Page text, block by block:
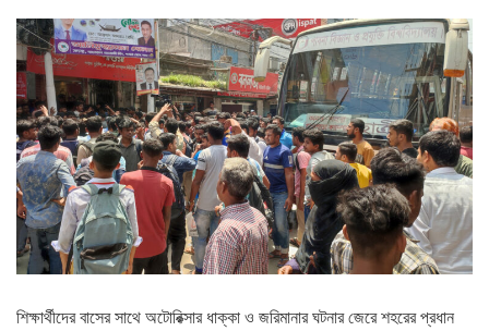
শিক্ষার্থীদের বাসের সাথে অটোরিক্সার ধাক্কা ও জরিমানার ঘটনার জেরে শহরের প্রধান